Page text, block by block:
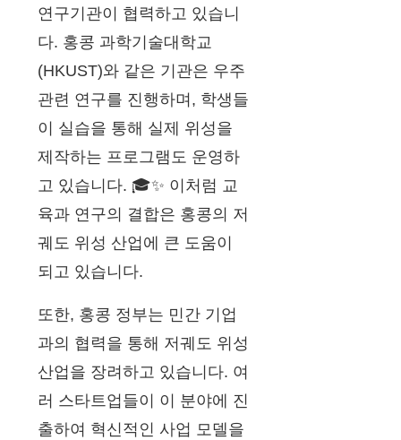
연구기관이 협력하고 있습니
다. 홍콩 과학기술대학교
(HKUST)와 같은 기관은 우주
관련 연구를 진행하며, 학생들
이 실습을 통해 실제 위성을
제작하는 프로그램도 운영하
고 있습니다. 🎓✨ 이처럼 교
육과 연구의 결합은 홍콩의 저
궤도 위성 산업에 큰 도움이
되고 있습니다.
또한, 홍콩 정부는 민간 기업
과의 협력을 통해 저궤도 위성
산업을 장려하고 있습니다. 여
러 스타트업들이 이 분야에 진
출하여 혁신적인 사업 모델을